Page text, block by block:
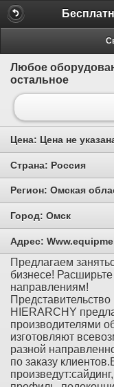
Любое
остальное
Цена: Цена не
Страна: Россия
Регион: Омская
Город: Омск
Адрес:
Предлагаем
бизнесе!
направлениям!
HIERARCHY
производителями
изготовляют
разной
по заказу